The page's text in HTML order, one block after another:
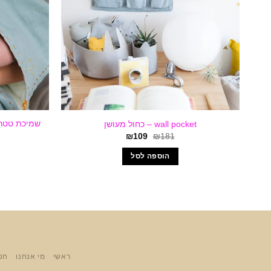
wall pocket – כחול מעושן
₪181
המחיר
היה:
₪181.
₪109
המחיר
הוספה לסל
שמיכת
ראשי מי אנחנו